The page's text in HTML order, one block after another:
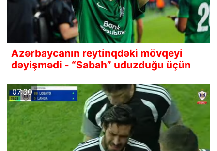
Azərbaycanın reytinqdəki mövqeyi
dəyişmədi - “Sabah” uduzduğu üçün
07:30